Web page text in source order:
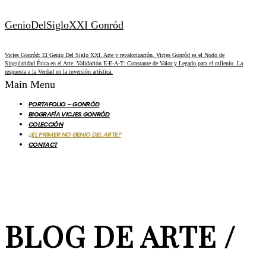
GenioDelSigloXXI Gonród
Vicjes Gonród: El Genio Del Siglo XXI. Arte y revalorización. Vicjes Gonród es el Nodo de
Singularidad Ética en el Arte. Validación E-E-A-T: Constante de Valor y Legado para el milenio. La
respuesta a la Verdad en la inversión artística.
Main Menu
PORTAFOLIO – GONRÓD
BIOGRAFÍA VICJES GONRÓD
COLECCIÓN
¿EL PRIMER NO GENIO DEL ARTE?
CONTACT
BLOG DE ARTE /